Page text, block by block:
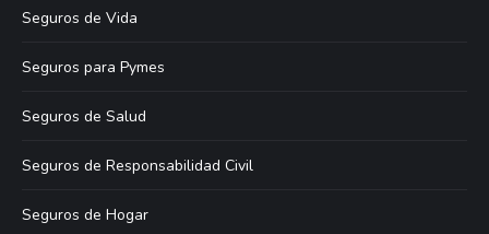
Seguros de Vida
Seguros para Pymes
Seguros de Salud
Seguros de Responsabilidad Civil
Seguros de Hogar